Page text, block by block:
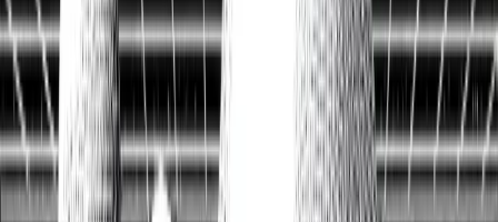
50 J.
Historische Daten
<10ms
API-Latenz
Kostenlos Aktien analysieren